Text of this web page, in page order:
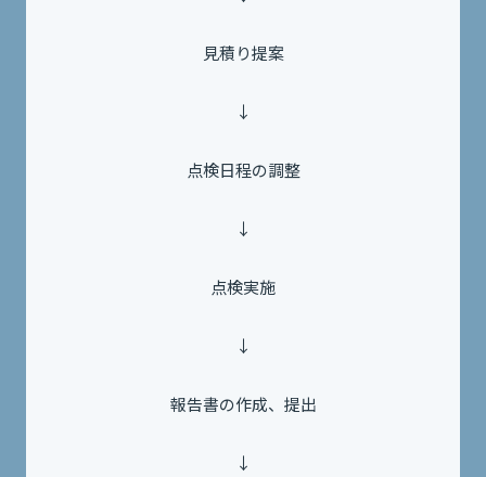
見積り提案
↓
点検日程の調整
↓
点検実施
↓
報告書の作成、提出
↓